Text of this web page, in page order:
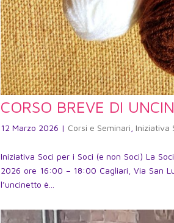
CORSO BREVE DI
12 Marzo 2026 | Corsi e Seminari, Iniziativa
Iniziativa Soci per i Soci (e non Soci) La
2026 ore 16:00 – 18:00 Cagliari, Via San
l’uncinetto è...